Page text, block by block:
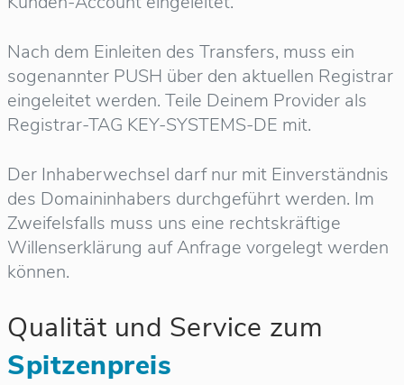
Nach dem Einleiten des Transfers, muss ein
sogenannter PUSH über den aktuellen Registrar
eingeleitet werden. Teile Deinem Provider als
Registrar-TAG KEY-SYSTEMS-DE mit.
Der Inhaberwechsel darf nur mit Einverständnis
des Domaininhabers durchgeführt werden. Im
Zweifelsfalls muss uns eine rechtskräftige
Willenserklärung auf Anfrage vorgelegt werden
können.
Qualität und Service zum
Spitzenpreis